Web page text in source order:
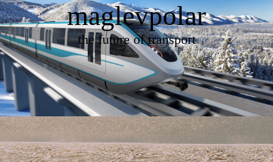
maglevpolar
the future of transport